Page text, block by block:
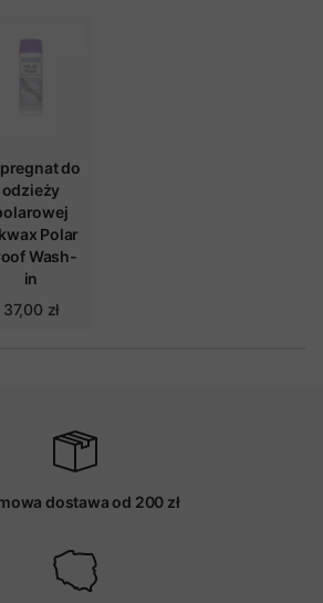
do
odzieży
Polar
Wash-
in
37,00 zł
dostawa od 200 zł